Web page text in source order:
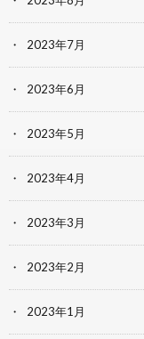
2023年7月
2023年6月
2023年5月
2023年4月
2023年3月
2023年2月
2023年1月